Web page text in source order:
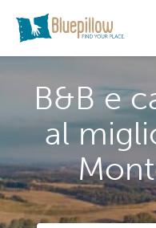
B&B e
al